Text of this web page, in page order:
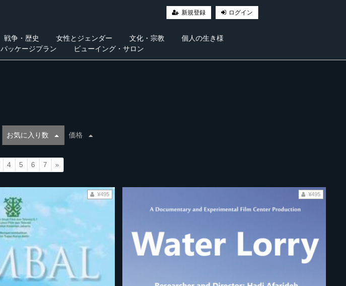
新規登録 ログイン
戦争・歴史 女性とジェンダー 文化・宗教
個人の生き様
パッケージプラン ビューイング・サロン
お気に入り数 価格
4 5 6 7 »
¥495 ¥495